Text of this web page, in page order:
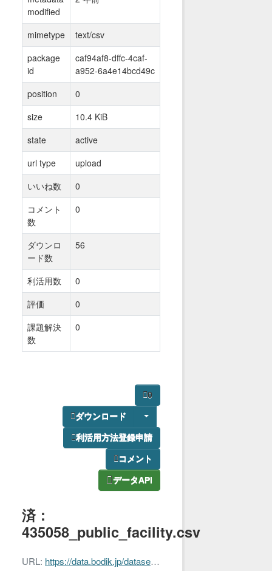
0
ダウンロード
利活用方法登録申請
コメント
データAPI
済：
435058_public_facility.csv
URL: https://data.bodik.jp/dataset/caf94af8-dffc-4caf-a952-6a4e14bcd49c/resource/b832830f-0c60-4da5-91cf-39db68be17d7/download/435058_public_facility.csv
modified
mimetype
text/csv
package
id
caf94af8-dffc-4caf-
a952-6a4e14bcd49c
position
0
size
10.4 KiB
state
active
url type
upload
いいね数
0
コメント
数
0
ダウンロ
ード数
56
利活用数
0
評価
0
課題解決
数
0